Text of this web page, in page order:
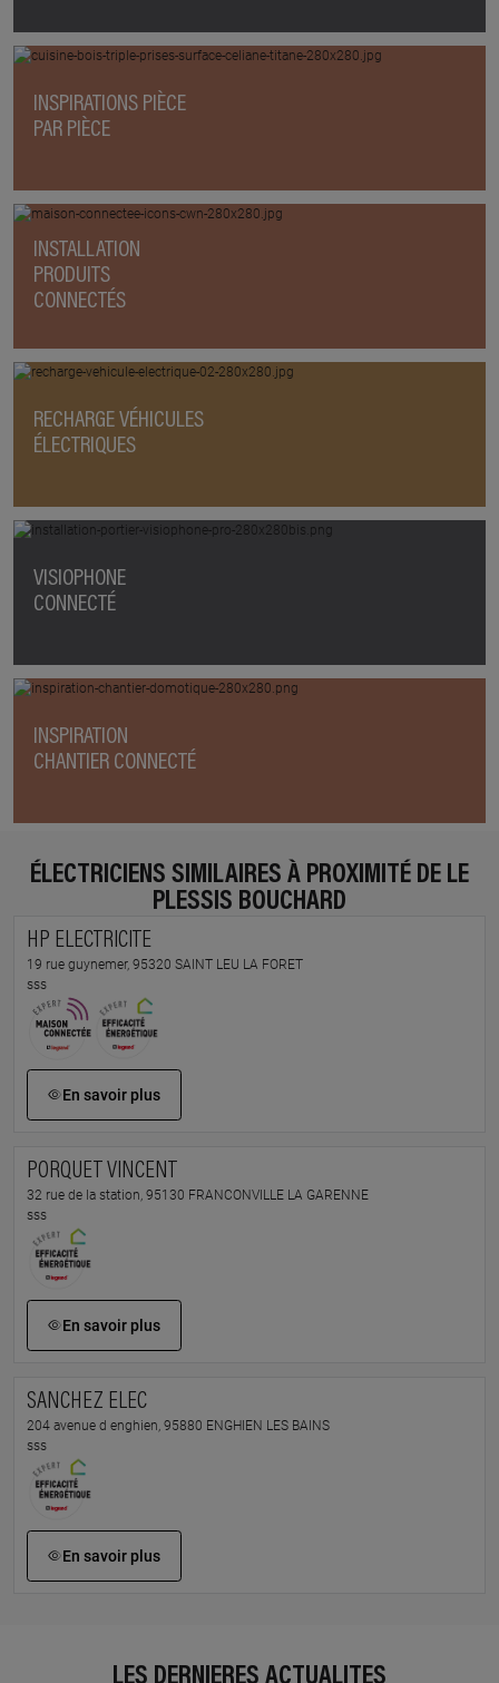
INSPIRATIONS PIÈCE
PAR PIÈCE
INSTALLATION
PRODUITS
CONNECTÉS
RECHARGE VÉHICULES
ÉLECTRIQUES
VISIOPHONE
CONNECTÉ
INSPIRATION
CHANTIER CONNECTÉ
ÉLECTRICIENS SIMILAIRES À PROXIMITÉ DE LE
PLESSIS BOUCHARD
HP ELECTRICITE
19 rue guynemer, 95320 SAINT LEU LA FORET
sss
En savoir plus
PORQUET VINCENT
32 rue de la station, 95130 FRANCONVILLE LA GARENNE
sss
En savoir plus
SANCHEZ ELEC
204 avenue d enghien, 95880 ENGHIEN LES BAINS
sss
En savoir plus
LES DERNIÈRES ACTUALITÉS